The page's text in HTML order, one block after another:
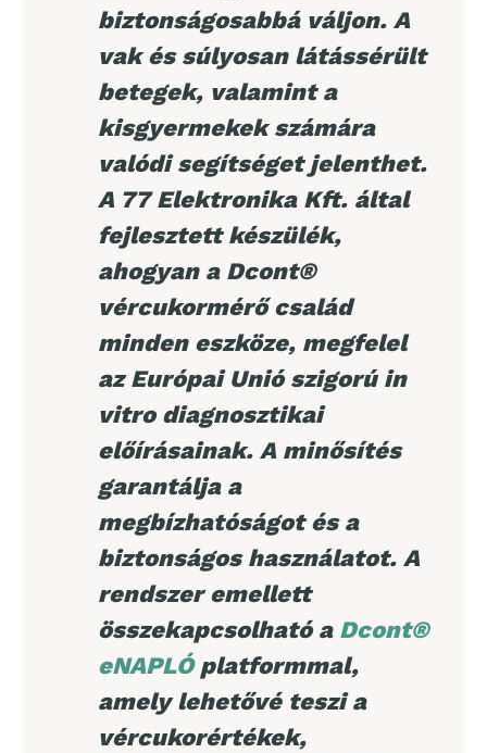
biztonságosabbá váljon. A
vak és súlyosan látássérült
betegek, valamint a
kisgyermekek számára
valódi segítséget jelenthet.
A 77 Elektronika Kft. által
fejlesztett készülék,
ahogyan a Dcont®
vércukormérő család
minden eszköze, megfelel
az Európai Unió szigorú in
vitro diagnosztikai
előírásainak. A minősítés
garantálja a
megbízhatóságot és a
biztonságos használatot. A
rendszer emellett
összekapcsolható a Dcont®
eNAPLÓplatformmal,
amely lehetővé teszi a
vércukorértékek,